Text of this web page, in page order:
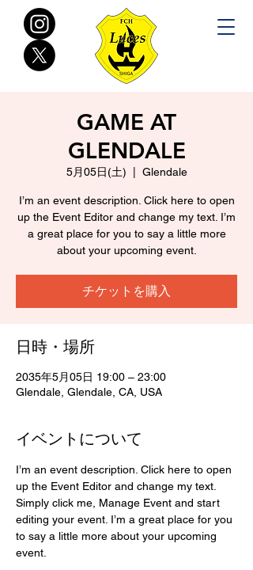
GAME AT
GLENDALE
5月05日(土) Glendale
I’m an event description. Click here to open
up the Event Editor and change my text. I’m
a great place for you to say a little more
about your upcoming event.
チケットを購入
日時・場所
2035年5月05日 19:00 – 23:00
Glendale, Glendale, CA, USA
イベントについて
I’m an event description. Click here to open
up the Event Editor and change my text.
Simply click me, Manage Event and start
editing your event. I’m a great place for you
to say a little more about your upcoming
event.